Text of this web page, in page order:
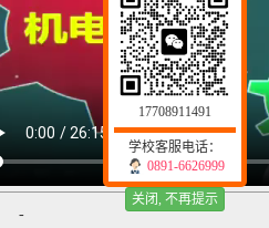
-
17708911491
学校客服电话：
0891-6626999
关闭, 不再提示